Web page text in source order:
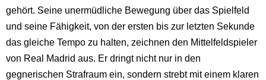
gehört. Seine unermüdliche Bewegung über das Spielfeld
und seine Fähigkeit, von der ersten bis zur letzten Sekunde
das gleiche Tempo zu halten, zeichnen den Mittelfeldspieler
von Real Madrid aus. Er dringt nicht nur in den
gegnerischen Strafraum ein, sondern strebt mit einem klaren